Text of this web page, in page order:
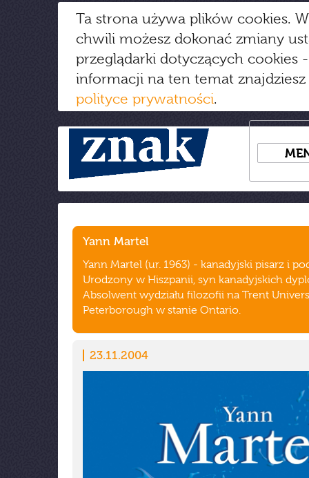
Ta strona używa plików cookies.
chwili możesz dokonać zmiany
przeglądarki dotyczących cookies
informacji na ten temat
polityce prywatności.
Yann Martel
Yann Martel (ur. 1963) - kanadyjski pisarz i
Urodzony w Hiszpanii, syn kanadyjskich
Absolwent wydziału filozofii na Trent
Peterborough w stanie Ontario.
23.11.2004